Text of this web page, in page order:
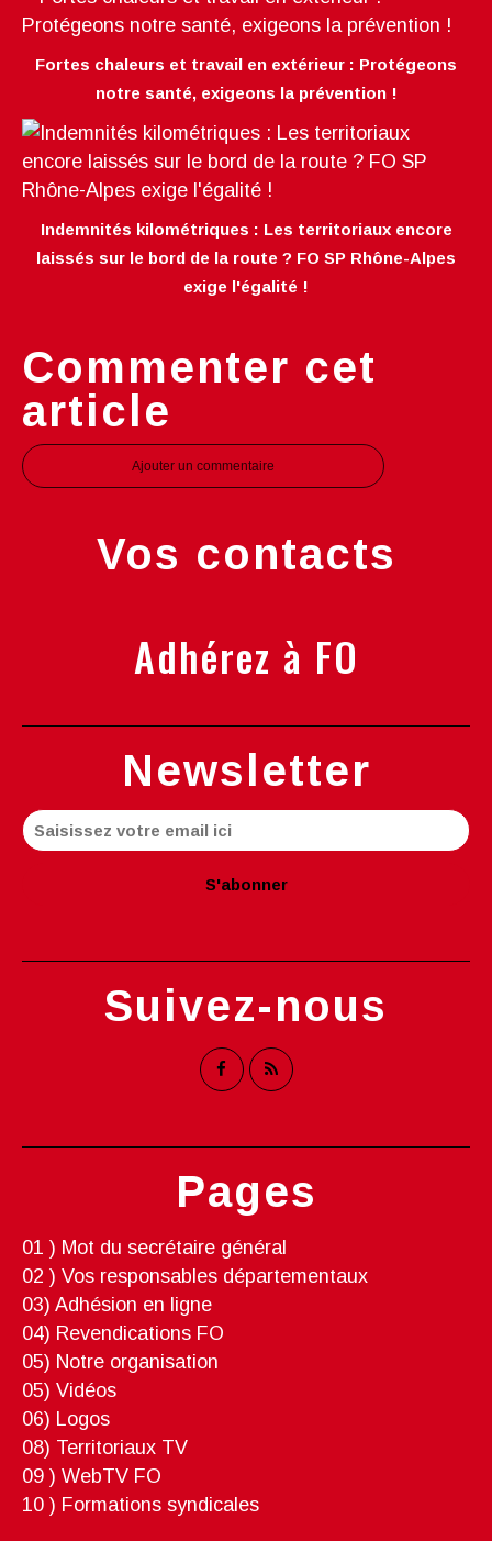
Fortes chaleurs et travail en extérieur : Protégeons
notre santé, exigeons la prévention !
Indemnités kilométriques : Les territoriaux encore
laissés sur le bord de la route ? FO SP Rhône-Alpes
exige l'égalité !
Commenter cet
article
Ajouter un commentaire
Newsletter
Pages
01 ) Mot du secrétaire général
02 ) Vos responsables départementaux
03) Adhésion en ligne
04) Revendications FO
05) Notre organisation
05) Vidéos
06) Logos
08) Territoriaux TV
09 ) WebTV FO
10 ) Formations syndicales
Suivez-nous
Vos contacts
Adhérez à FO